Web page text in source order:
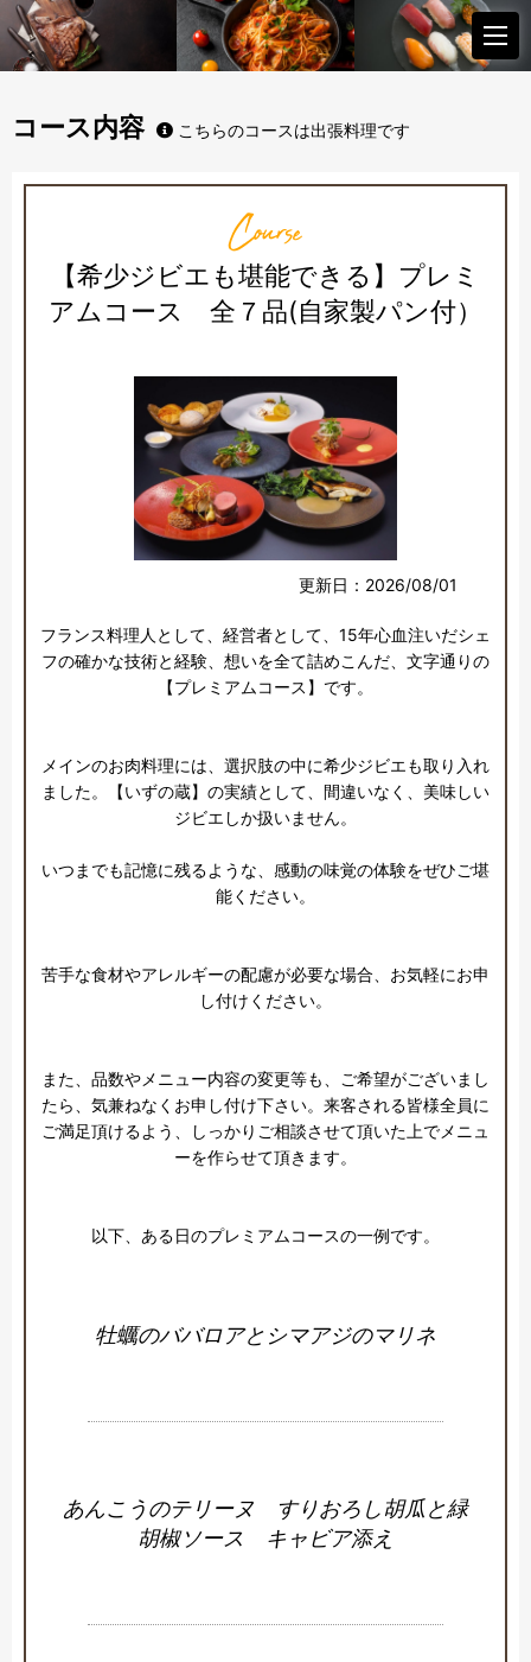
コース内容 こちらのコースは出張料理です
Course
【希少ジビエも堪能できる】プレミ
アムコース 全７品(自家製パン付）
更新日：2026/08/01
フランス料理人として、経営者として、15年心血注いだシェ
フの確かな技術と経験、想いを全て詰めこんだ、文字通りの
【プレミアムコース】です。
メインのお肉料理には、選択肢の中に希少ジビエも取り入れ
ました。【いずの蔵】の実績として、間違いなく、美味しい
ジビエしか扱いません。
いつまでも記憶に残るような、感動の味覚の体験をぜひご堪
能ください。
苦手な食材やアレルギーの配慮が必要な場合、お気軽にお申
し付けください。
また、品数やメニュー内容の変更等も、ご希望がございまし
たら、気兼ねなくお申し付け下さい。来客される皆様全員に
ご満足頂けるよう、しっかりご相談させて頂いた上でメニュ
ーを作らせて頂きます。
以下、ある日のプレミアムコースの一例です。
牡蠣のババロアとシマアジのマリネ
あんこうのテリーヌ すりおろし胡瓜と緑
胡椒ソース キャビア添え